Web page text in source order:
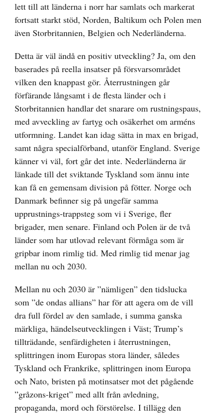
lett till att länderna i norr har samlats och markerat
fortsatt starkt stöd, Norden, Baltikum och Polen men
även Storbritannien, Belgien och Nederländerna.
Detta är väl ändå en positiv utveckling? Ja, om den
baserades på reella insatser på försvarsområdet
vilken den knappast gör. Återrustningen går
förfärande långsamt i de flesta länder och i
Storbritannien handlar det snarare om rustningspaus,
med avveckling av fartyg och osäkerhet om arméns
utformning. Landet kan idag sätta in max en brigad,
samt några specialförband, utanför England. Sverige
känner vi väl, fort går det inte. Nederländerna är
länkade till det sviktande Tyskland som ännu inte
kan få en gemensam division på fötter. Norge och
Danmark befinner sig på ungefär samma
upprustnings-trappsteg som vi i Sverige, fler
brigader, men senare. Finland och Polen är de två
länder som har utlovad relevant förmåga som är
gripbar inom rimlig tid. Med rimlig tid menar jag
mellan nu och 2030.
Mellan nu och 2030 är ”nämligen” den tidslucka
som ”de ondas allians” har för att agera om de vill
dra full fördel av den samlade, i summa ganska
märkliga, händelseutvecklingen i Väst; Trump’s
tillträdande, senfärdigheten i återrustningen,
splittringen inom Europas stora länder, således
Tyskland och Frankrike, splittringen inom Europa
och Nato, bristen på motinsatser mot det pågående
”gråzons-kriget” med allt från avledning,
propaganda, mord och förstörelse. I tillägg den